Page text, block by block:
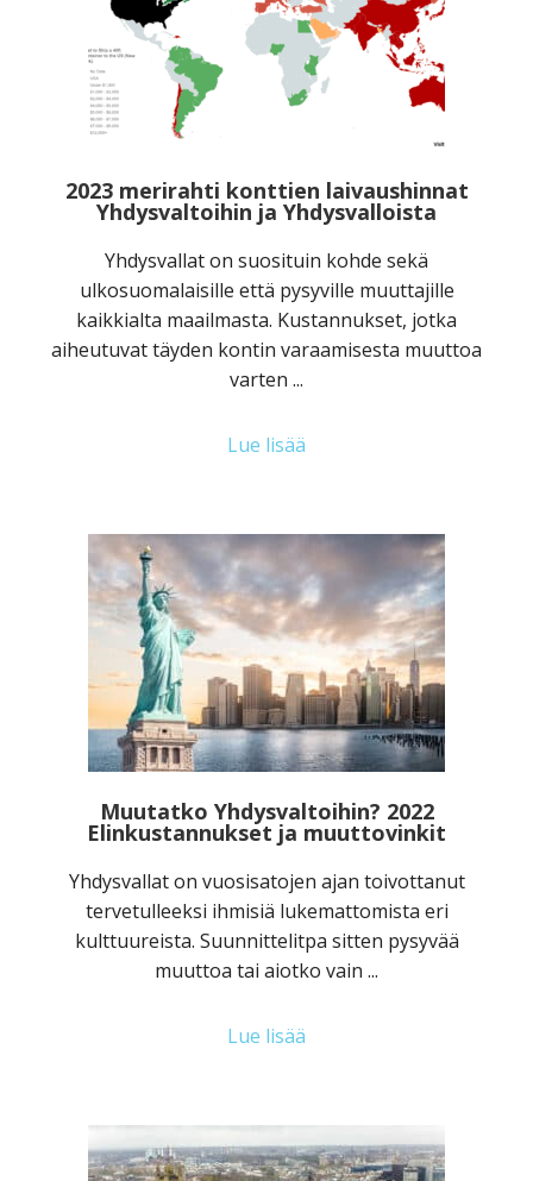
2023 merirahti konttien laivaushinnat
Yhdysvaltoihin ja Yhdysvalloista
Yhdysvallat on suosituin kohde sekä
ulkosuomalaisille että pysyville muuttajille
kaikkialta maailmasta. Kustannukset, jotka
aiheutuvat täyden kontin varaamisesta muuttoa
varten ...
Lue lisää
Muutatko Yhdysvaltoihin? 2022
Elinkustannukset ja muuttovinkit
Yhdysvallat on vuosisatojen ajan toivottanut
tervetulleeksi ihmisiä lukemattomista eri
kulttuureista. Suunnittelitpa sitten pysyvää
muuttoa tai aiotko vain ...
Lue lisää